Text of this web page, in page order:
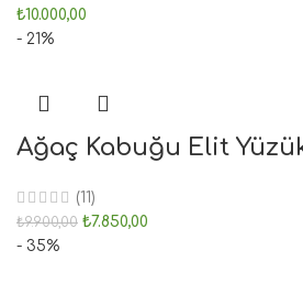
₺10.000,00
- 21%
Ağaç Kabuğu Elit
(11)
₺9.900,00 ₺7.850,00
- 35%